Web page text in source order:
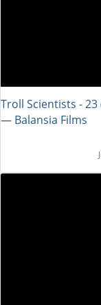
Troll Scientists - 23
― Balansia Films